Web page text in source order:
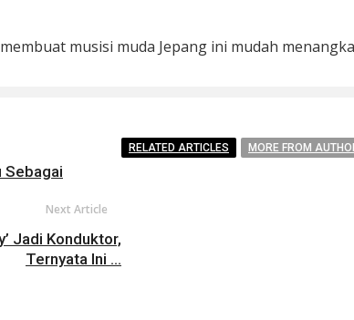
musisi muda Jepang ini mudah
Sebagai
Next Article
Jadi Konduktor,
Ternyata Ini ...
RELATED ARTICLES MORE FROM